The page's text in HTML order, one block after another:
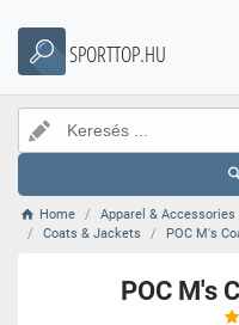
SPORTTOP.HU
Home Apparel & Accessories
Coats & Jackets
POC M's
POC M's